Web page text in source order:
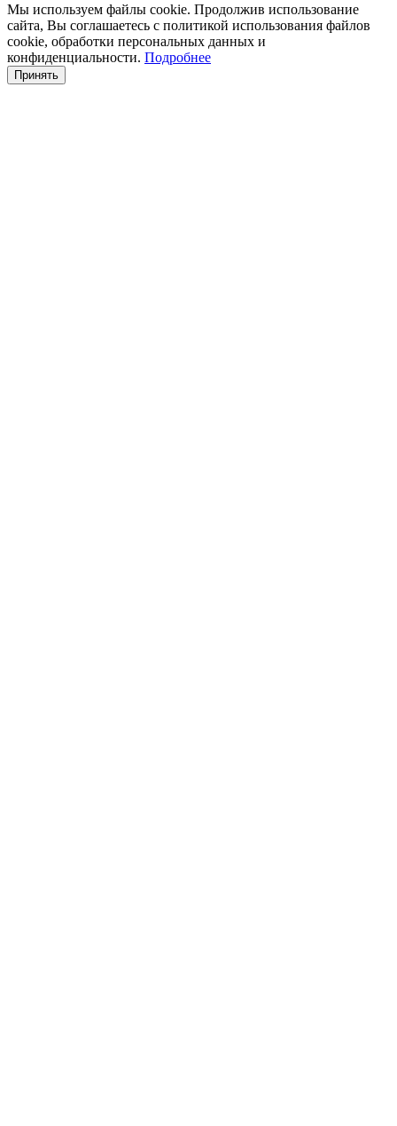
Мы используем файлы cookie. Продолжив использование
сайта, Вы соглашаетесь с политикой использования файлов
cookie, обработки персональных данных и
конфиденциальности. Подробнее
Принять